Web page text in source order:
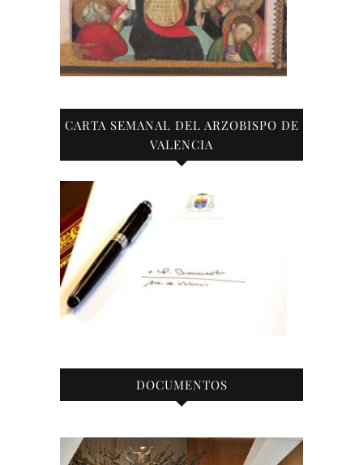
CARTA SEMANAL DEL ARZOBISPO DE
VALENCIA
DOCUMENTOS